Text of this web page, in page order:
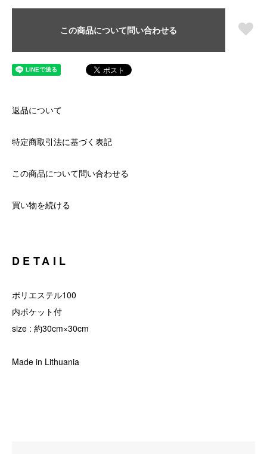
この商品について問い合わせる
返品について
特定商取引法に基づく表記
この商品について問い合わせる
買い物を続ける
DETAIL
ポリエステル100
内ポケット付
size : 約30cm×30cm
Made in Lithuania